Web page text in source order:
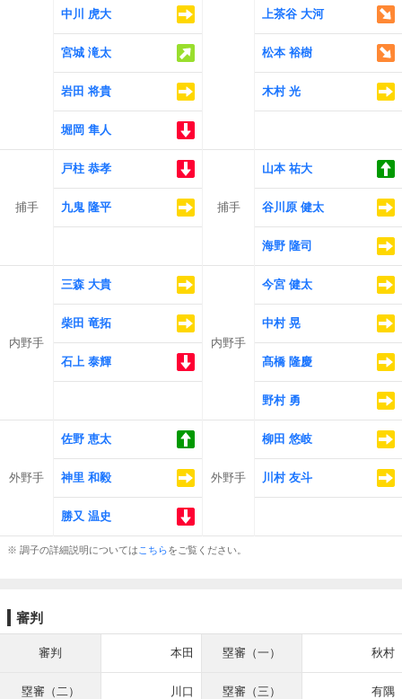
中川 虎大 上茶谷 大河
宮城 滝太 松本 裕樹
岩田 将貴 木村 光
堀岡 隼人
捕手
戸柱 恭孝
捕手
山本 祐大
九鬼 隆平 谷川原 健太
海野 隆司
内野手
三森 大貴
内野手
今宮 健太
柴田 竜拓 中村 晃
石上 泰輝 髙橋 隆慶
野村 勇
外野手
佐野 恵太
外野手
柳田 悠岐
神里 和毅 川村 友斗
勝又 温史
※ 調子の詳細説明については こちらをご覧ください。
審判
審判 本田 塁審（一） 秋村
塁審（二） 川口 塁審（三） 有隅